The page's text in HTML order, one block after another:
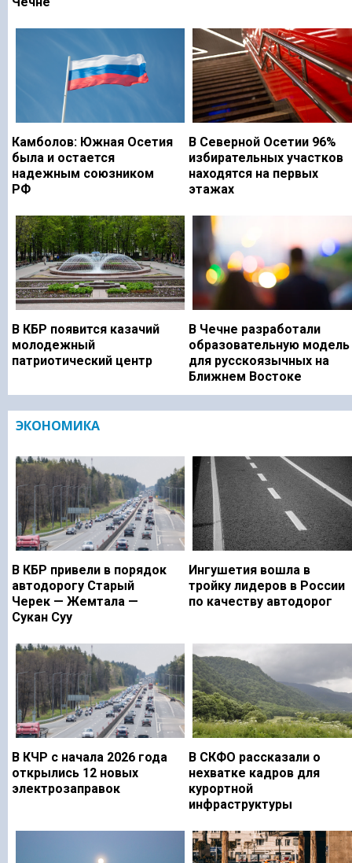
Камболов: Южная Осетия
была и остается
надежным союзником
РФ
В Северной Осетии 96%
избирательных участков
находятся на первых
этажах
В КБР появится казачий
молодежный
патриотический центр
В Чечне разработали
образовательную модель
для русскоязычных на
Ближнем Востоке
ЭКОНОМИКА
В КБР привели в порядок
автодорогу Старый
Черек — Жемтала —
Сукан Суу
Ингушетия вошла в
тройку лидеров в России
по качеству автодорог
В КЧР с начала 2026 года
открылись 12 новых
электрозаправок
В СКФО рассказали о
нехватке кадров для
курортной
инфраструктуры